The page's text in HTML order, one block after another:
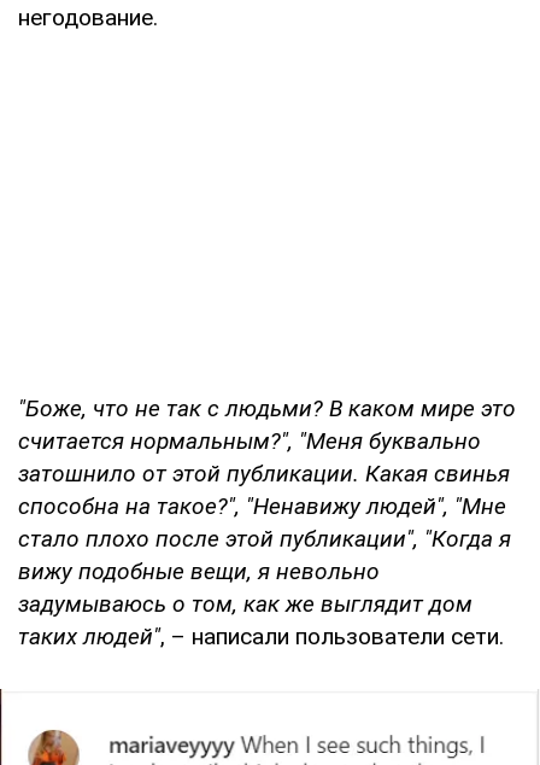
негодование.
"Боже, что не так с людьми? В каком мире это
считается нормальным?", "Меня буквально
затошнило от этой публикации. Какая свинья
способна на такое?", "Ненавижу людей", "Мне
стало плохо после этой публикации", "Когда я
вижу подобные вещи, я невольно
задумываюсь о том, как же выглядит дом
таких людей", – написали пользователи сети.